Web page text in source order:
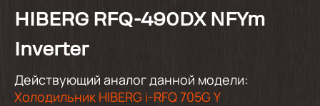
HIBERG RFQ-490DX NFYm
Inverter
Действующий аналог данной модели:
Холодильник HIBERG i-RFQ 705G Y